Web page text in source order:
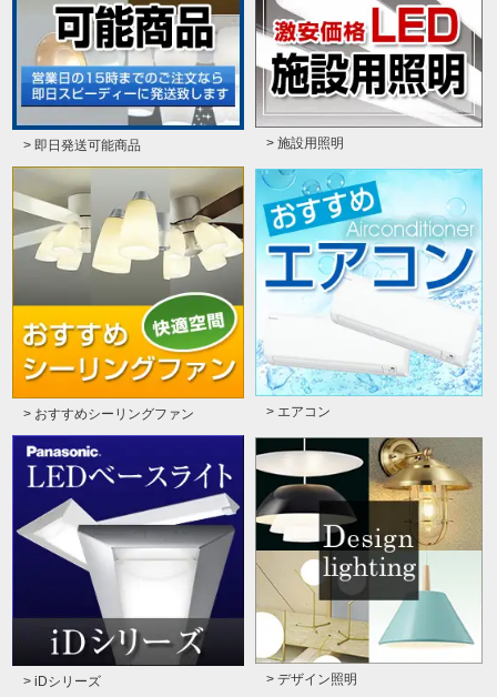
> 即日発送可能商品 > 施設用照明
> おすすめシーリングファン > エアコン
> iDシリーズ > デザイン照明